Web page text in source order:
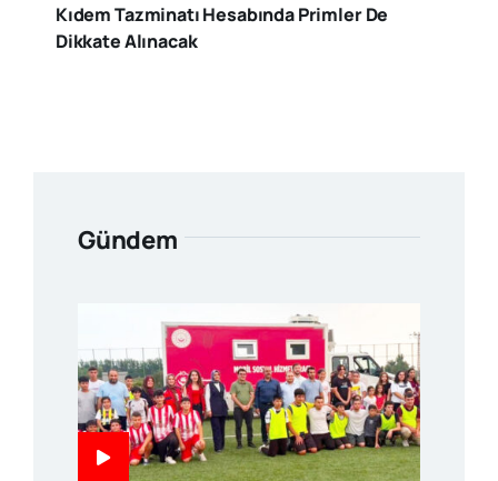
Kıdem Tazminatı Hesabında Primler De
Dikkate Alınacak
Gündem